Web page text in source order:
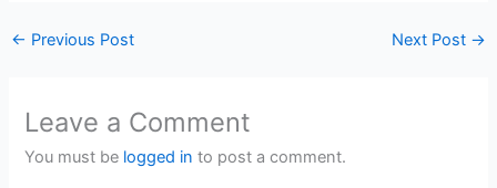
← Previous Post Next Post →
Leave a Comment
You must be logged in to post a comment.